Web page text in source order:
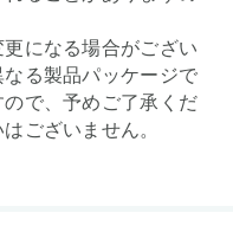
更になる場合がござい
る製品パッケージで
で、予めご了承くだ
ございません。